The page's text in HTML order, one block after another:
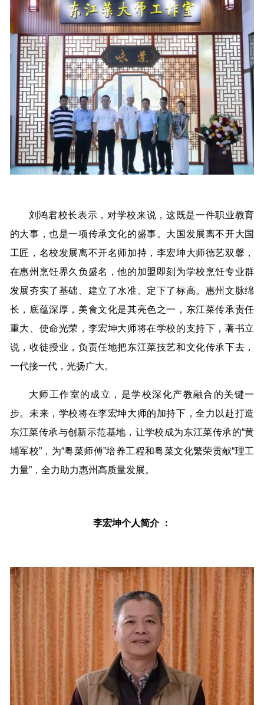
刘鸿君校长表示，对学校来说，这既是一件职业教育
的大事，也是一项传承文化的盛事。大国发展离不开大国
工匠，名校发展离不开名师加持，李宏坤大师德艺双馨，
在惠州烹饪界久负盛名，他的加盟即刻为学校烹饪专业群
发展夯实了基础、建立了水准、定下了标高。惠州文脉绵
长，底蕴深厚，美食文化是其亮色之一，东江菜传承责任
重大、使命光荣，李宏坤大师将在学校的支持下，著书立
说，收徒授业，负责任地把东江菜技艺和文化传承下去，
一代接一代，光扬广大。
大师工作室的成立，是学校深化产教融合的关键一
步。未来，学校将在李宏坤大师的加持下，全力以赴打造
东江菜传承与创新示范基地，让学校成为东江菜传承的“黄
埔军校”，为“粤菜师傅”培养工程和粤菜文化繁荣贡献“理工
力量”，全力助力惠州高质量发展。
李宏坤个人简介 ：